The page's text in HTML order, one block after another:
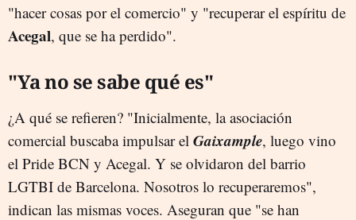
"hacer cosas por el comercio" y "recuperar el espíritu de
Acegal, que se ha perdido".
"Ya no se sabe qué es"
¿A qué se refieren? "Inicialmente, la asociación
comercial buscaba impulsar el Gaixample, luego vino
el Pride BCN y Acegal. Y se olvidaron del barrio
LGTBI de Barcelona. Nosotros lo recuperaremos",
indican las mismas voces. Aseguran que "se han